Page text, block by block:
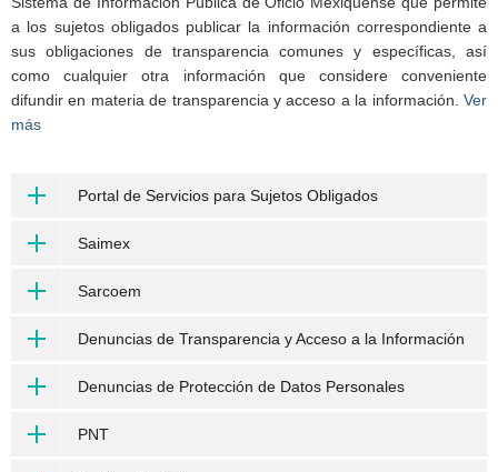
a los sujetos obligados publicar la información correspondiente a
sus obligaciones de transparencia comunes y específicas, así
como cualquier otra información que considere conveniente
difundir en materia de transparencia y acceso a la información. Ver
más
Portal de Servicios para Sujetos Obligados
Saimex
Sarcoem
Denuncias de Transparencia y Acceso a la Información
Denuncias de Protección de Datos Personales
PNT